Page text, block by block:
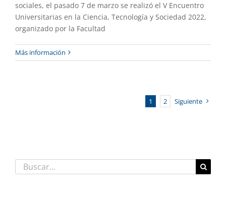
sociales, el pasado 7 de marzo se realizó el V Encuentro
Universitarias en la Ciencia, Tecnología y Sociedad 2022,
organizado por la Facultad
Más información
1 2 Siguiente
Buscar: